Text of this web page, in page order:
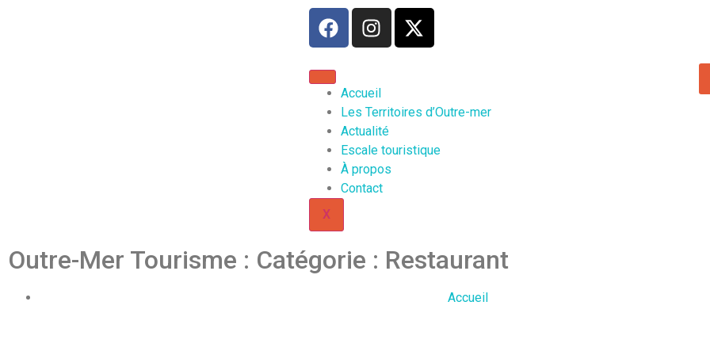
Accueil
Les Territoires d’Outre-mer
Actualité
Escale touristique
À propos
Contact
X
Outre-Mer Tourisme : Catégorie : Restaurant
Accueil